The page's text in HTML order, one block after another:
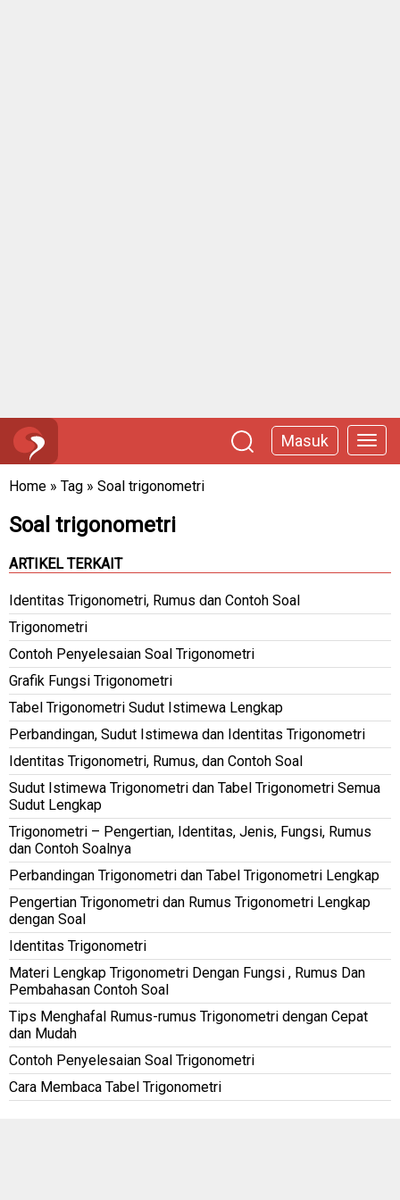
Masuk
Home » Tag » Soal trigonometri
Soal trigonometri
ARTIKEL TERKAIT
Identitas Trigonometri, Rumus dan Contoh Soal
Trigonometri
Contoh Penyelesaian Soal Trigonometri
Grafik Fungsi Trigonometri
Tabel Trigonometri Sudut Istimewa Lengkap
Perbandingan, Sudut Istimewa dan Identitas Trigonometri
Identitas Trigonometri, Rumus, dan Contoh Soal
Sudut Istimewa Trigonometri dan Tabel Trigonometri Semua
Sudut Lengkap
Trigonometri – Pengertian, Identitas, Jenis, Fungsi, Rumus
dan Contoh Soalnya
Perbandingan Trigonometri dan Tabel Trigonometri Lengkap
Pengertian Trigonometri dan Rumus Trigonometri Lengkap
dengan Soal
Identitas Trigonometri
Materi Lengkap Trigonometri Dengan Fungsi , Rumus Dan
Pembahasan Contoh Soal
Tips Menghafal Rumus-rumus Trigonometri dengan Cepat
dan Mudah
Contoh Penyelesaian Soal Trigonometri
Cara Membaca Tabel Trigonometri